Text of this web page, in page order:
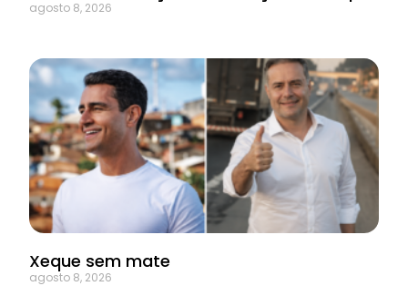
agosto 8, 2026
Xeque sem mate
agosto 8, 2026